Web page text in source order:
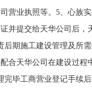
营业执照等。5、心族
并提交给天华公司后，
后期施工建设管理及所
合天华公司在建设过程
完毕工商营业登记手续